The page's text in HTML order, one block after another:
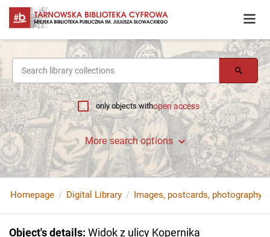
only objects withopen access
More search options
Homepage Digital Library Images, postcards, photography
Object's details: Widok z ulicy Kopernika